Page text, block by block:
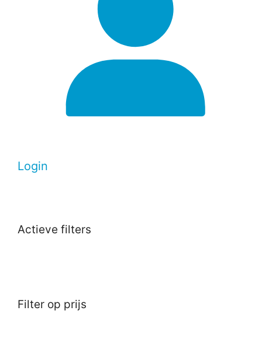
Login
Actieve filters
Filter op prijs